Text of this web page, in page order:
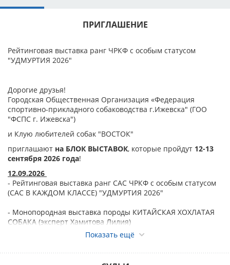
ПРИГЛАШЕНИЕ
Рейтинговая выставка ранг ЧРКФ с особым статусом
"УДМУРТИЯ 2026"
Дорогие друзья!
Городская Общественная Организация «Федерация
спортивно-прикладного собаководства г.Ижевска" (ГОО
"ФСПС г. Ижевска")
и Клую любителей собак "ВОСТОК"
приглашают на БЛОК ВЫСТАВОК, которые пройдут 12-13
сентября 2026 года!
12.09.2026
- Рейтинговая выставка ранг САС ЧРКФ с особым статусом
(САС В КАЖДОМ КЛАССЕ) "УДМУРТИЯ 2026"
- Монопородная выставка породы КИТАЙСКАЯ ХОХЛАТАЯ
СОБАКА (эксперт Хамитова Лилия)
бульдог, московская сторожевая,
китайская хохлатая собака, джек рассел терьер, лейкленд
Показать ещё